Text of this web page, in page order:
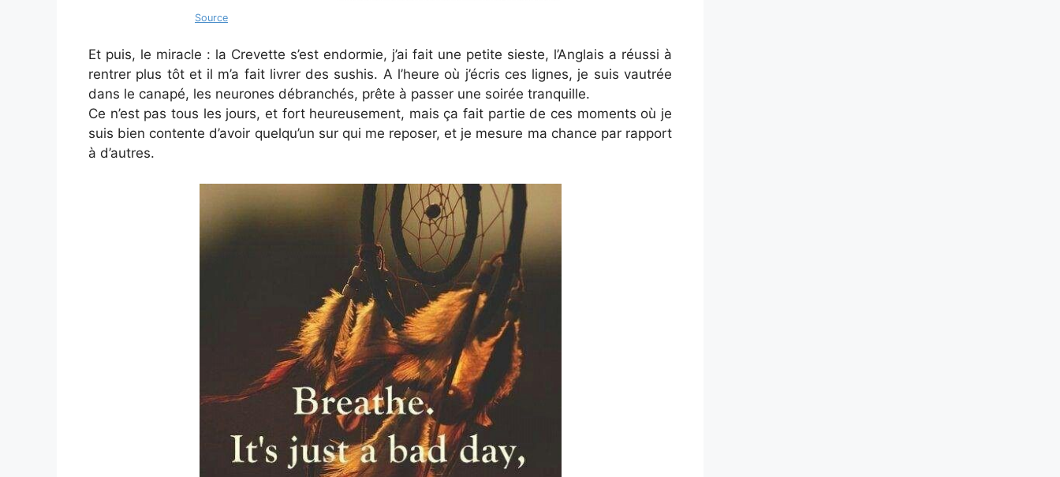
Source
Et puis, le miracle : la Crevette s’est endormie, j’ai fait une petite sieste, l’Anglais a réussi à
rentrer plus tôt et il m’a fait livrer des sushis. A l’heure où j’écris ces lignes, je suis vautrée
dans le canapé, les neurones débranchés, prête à passer une soirée tranquille.
Ce n’est pas tous les jours, et fort heureusement, mais ça fait partie de ces moments où je
suis bien contente d’avoir quelqu’un sur qui me reposer, et je mesure ma chance par rapport
à d’autres.